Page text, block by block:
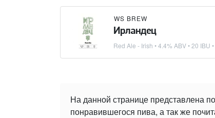
WS BREW
Ирландец
Red Ale - Irish • 4.4% ABV • 20 IBU •
На данной странице представлена
понравившегося пива, а так же